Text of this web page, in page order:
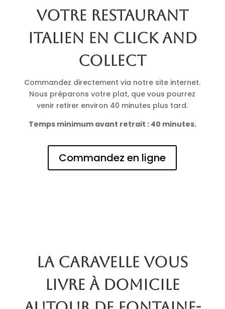
Votre restaurant
italien en click and
collect
Commandez directement via notre site internet.
Nous préparons votre plat, que vous pourrez
venir retirer environ 40 minutes plus tard.
Temps minimum avant retrait : 40 minutes.
Commandez en ligne
La Caravelle vous
livre à domicile